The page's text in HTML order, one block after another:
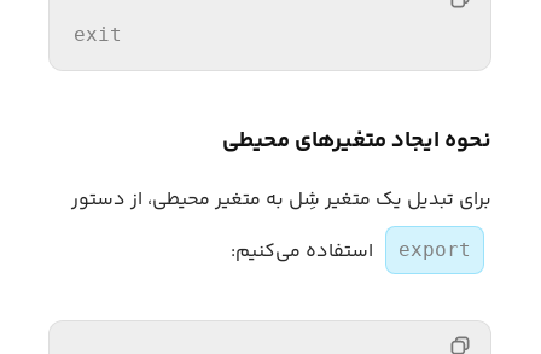
exit
نحوه ایجاد متغیرهای محیطی
برای تبدیل یک متغیر شِل به متغیر محیطی، از دستور
export استفاده می‌کنیم: